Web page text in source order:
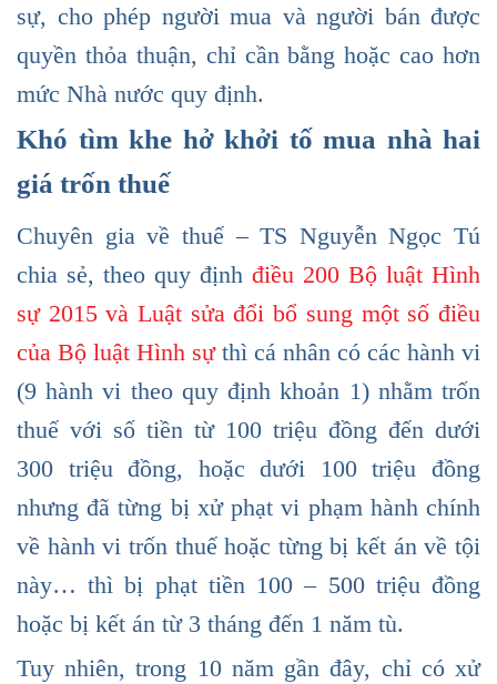
sự, cho phép người mua và người bán được
quyền thỏa thuận, chỉ cần bằng hoặc cao hơn
mức Nhà nước quy định.
Khó tìm khe hở khởi tố mua nhà hai
giá trốn thuế
Chuyên gia về thuế – TS Nguyễn Ngọc Tú
chia sẻ, theo quy định điều 200 Bộ luật Hình
sự 2015 và Luật sửa đổi bổ sung một số điều
của Bộ luật Hình sựthì cá nhân có các hành vi
(9 hành vi theo quy định khoản 1) nhằm trốn
thuế với số tiền từ 100 triệu đồng đến dưới
300 triệu đồng, hoặc dưới 100 triệu đồng
nhưng đã từng bị xử phạt vi phạm hành chính
về hành vi trốn thuế hoặc từng bị kết án về tội
này… thì bị phạt tiền 100 – 500 triệu đồng
hoặc bị kết án từ 3 tháng đến 1 năm tù.
Tuy nhiên, trong 10 năm gần đây, chỉ có xử